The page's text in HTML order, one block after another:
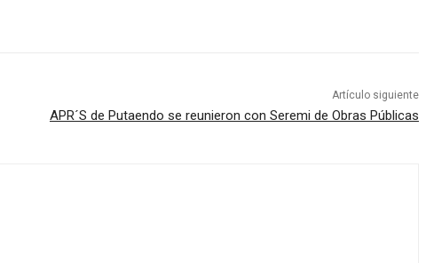
Artículo siguiente
APR´S de Putaendo se reunieron con Seremi de Obras Públicas